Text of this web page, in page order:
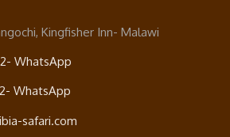
Kingfisher Inn- Malawi
WhatsApp
WhatsApp
safari.com